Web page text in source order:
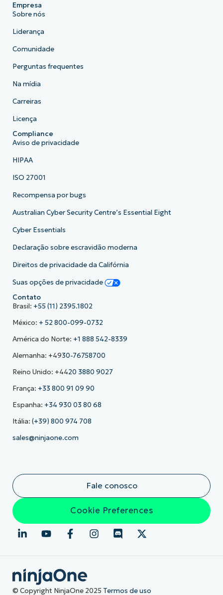
Empresa
Sobre nós
Liderança
Comunidade
Perguntas frequentes
Na mídia
Carreiras
Licença
Compliance
Aviso de privacidade
HIPAA
ISO 27001
Recompensa por bugs
Australian Cyber Security Centre’s Essential Eight
Cyber Essentials
Declaração sobre escravidão moderna
Direitos de privacidade da Califórnia
Suas opções de privacidade
Contato
Brasil: +55 (11) 2395.1802
México: + 52 800-099-0732
América do Norte: +1 888 542-8339
Alemanha: +4930-76758700
Reino Unido: +4420 3880 9027
França: +33 800 91 09 90
Espanha: +34 930 03 80 68
Itália: (+39) 800 974 708
sales@ninjaone.com
Fale conosco
Cookie Preferences
© Copyright NinjaOne 2025 Termos de uso